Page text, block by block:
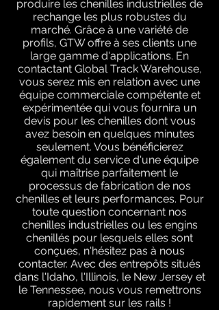
produire les chenilles industrielles de
rechange les plus robustes du
marché. Grâce à une variété de
profils, GTW offre à ses clients une
large gamme d'applications. En
contactant Global Track Warehouse,
vous serez mis en relation avec une
équipe commerciale compétente et
expérimentée qui vous fournira un
devis pour les chenilles dont vous
avez besoin en quelques minutes
seulement. Vous bénéficierez
également du service d'une équipe
qui maîtrise parfaitement le
processus de fabrication de nos
chenilles et leurs performances. Pour
toute question concernant nos
chenilles industrielles ou les engins
chenillés pour lesquels elles sont
conçues, n'hésitez pas à nous
contacter. Avec des entrepôts situés
dans l'Idaho, l'Illinois, le New Jersey et
le Tennessee, nous vous remettrons
rapidement sur les rails !